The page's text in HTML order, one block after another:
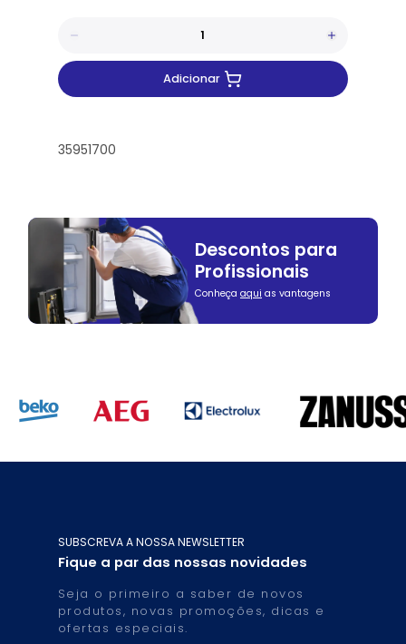
Adicionar
35951700
Descontos para
Profissionais
Conheça aqui as vantagens
SUBSCREVA A NOSSA NEWSLETTER
Fique a par das nossas novidades
Seja o primeiro a saber de novos
produtos, novas promoções, dicas e
ofertas especiais.